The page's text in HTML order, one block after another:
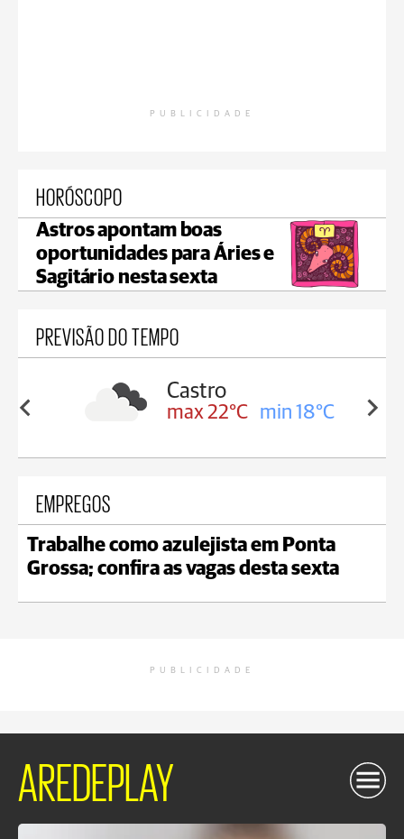
PUBLICIDADE
HORÓSCOPO
Astros apontam boas
oportunidades para Áries e
Sagitário nesta sexta
PREVISÃO DO TEMPO
18°C
Castro
max 22°C min 18°C
EMPREGOS
Trabalhe como azulejista em Ponta
Grossa; confira as vagas desta sexta
PUBLICIDADE
AREDEPLAY